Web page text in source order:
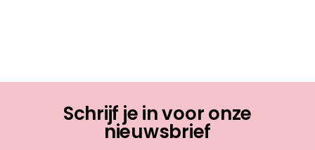
Schrijf je in voor onze
nieuwsbrief